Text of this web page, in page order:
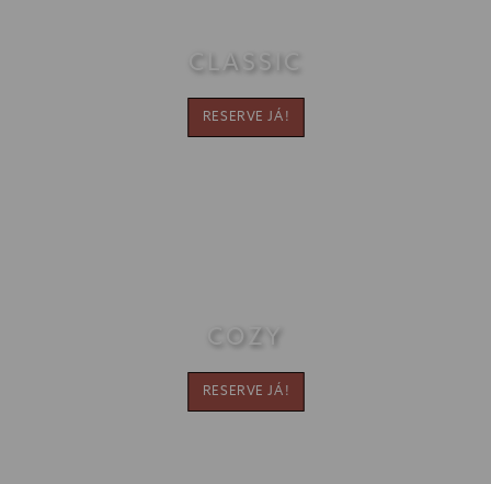
CLASSIC
RESERVE JÁ!
COZY
RESERVE JÁ!